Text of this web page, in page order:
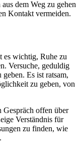
dem Weg zu gehen
Kontakt vermeiden.
es wichtig, Ruhe zu
Versuche, geduldig
Es ist ratsam,
zu geben, von
Gespräch offen über
Verständnis für
zu finden, wie